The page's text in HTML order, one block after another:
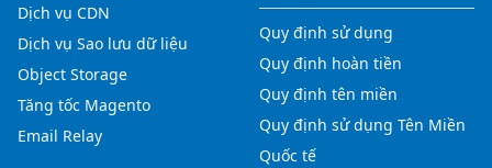
Dịch vụ CDN
Dịch vụ Sao lưu dữ liệu
Object Storage
Tăng tốc Magento
Email Relay
Quy định sử dụng
Quy định hoàn tiền
Quy định tên miền
Quy định sử dụng Tên Miền
Quốc tế